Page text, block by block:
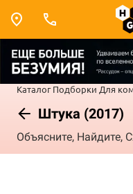
Каталог Подборки Для
Штука (2017)
Объясните, Найдите,